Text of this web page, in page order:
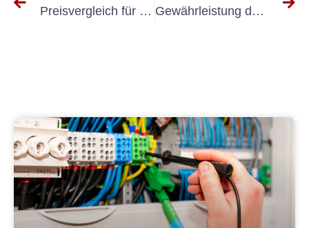
Preisvergleich für Prüfung ortsveränderlicher Geräte: Worauf Sie bei einem zuverlässigen Dienstleister achten sollten Gewährleistung der Sicherheit beweglicher Elektrogeräte: Prüfverfahren